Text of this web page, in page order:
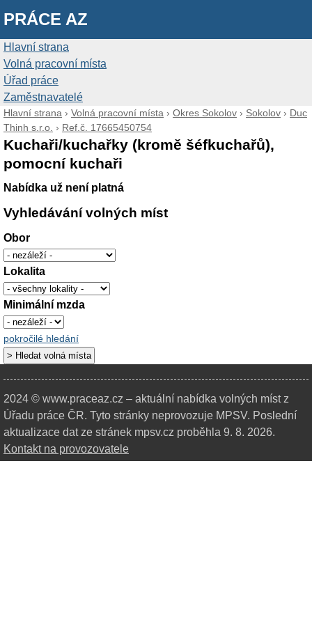
PRÁCE AZ
Hlavní strana
Volná pracovní místa
Úřad práce
Zaměstnavatelé
Hlavní strana › Volná pracovní místa › Okres Sokolov › Sokolov › Duc
Thinh s.r.o. › Ref.č. 17665450754
Kuchaři/kuchařky (kromě šéfkuchařů),
pomocní kuchaři
Nabídka už není platná
Vyhledávání volných míst
Obor
Lokalita
Minimální mzda
pokročilé hledání
2024 © www.praceaz.cz – aktuální nabídka volných míst z
Úřadu práce ČR. Tyto stránky neprovozuje MPSV. Poslední
aktualizace dat ze stránek mpsv.cz proběhla 9. 8. 2026.
Kontakt na provozovatele